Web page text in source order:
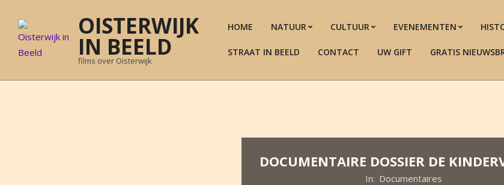
content
OISTERWIJK
IN BEELD
films over Oisterwijk
HOME NATUUR CULTUUR EVENEMENTEN
STRAAT IN BEELD CONTACT UW GIFT GRATIS
DOCUMENTAIRE DOSSIER DE
In: Documentaires